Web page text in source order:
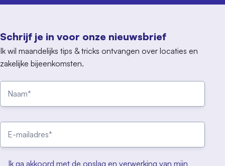
Schrijf je in voor onze nieuwsbrief
Ik wil maandelijks tips & tricks ontvangen over locaties en
zakelijke bijeenkomsten.
Ik ga akkoord met de opslag en verwerking van mijn